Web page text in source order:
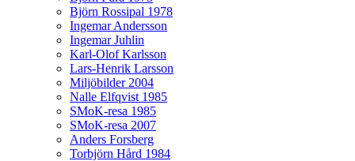
Björn Rossipal 1978
Ingemar Andersson
Ingemar Juhlin
Karl-Olof Karlsson
Lars-Henrik Larsson
Miljöbilder 2004
Nalle Elfqvist 1985
SMoK-resa 1985
SMoK-resa 2007
Anders Forsberg
Torbjörn Hård 1984